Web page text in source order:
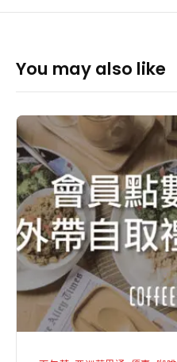
You may also like
會
員
消
費
累
積
兩
送